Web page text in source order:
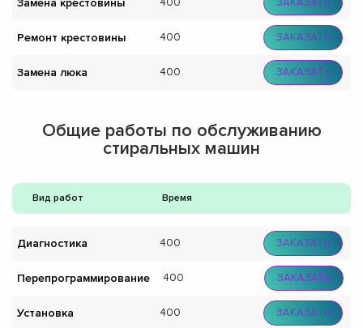
Ремонт крестовины 400 ЗАКАЗАТЬ
Замена люка 400 ЗАКАЗАТЬ
Общие работы по обслуживанию
стиральных машин
Вид работ Время
Диагностика 400 ЗАКАЗАТЬ
Перепрограммирование 400 ЗАКАЗАТЬ
Установка 400 ЗАКАЗАТЬ